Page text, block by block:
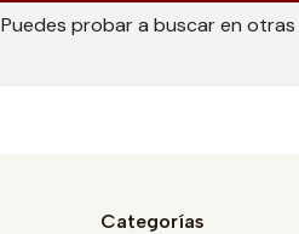
Puedes probar a buscar en
Categorías